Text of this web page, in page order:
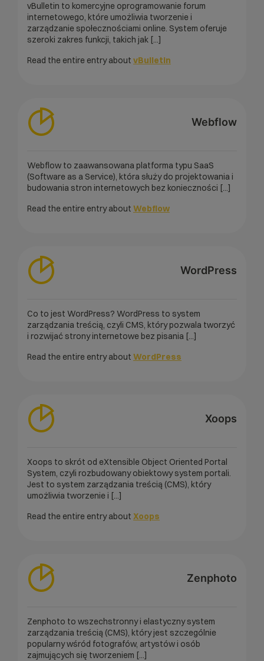
vBulletin to komercyjne oprogramowanie forum
internetowego, które umożliwia tworzenie i
zarządzanie społecznościami online. System oferuje
szeroki zakres funkcji, takich jak [...]
Read the entire entry about vBulletin
Webflow
Webflow to zaawansowana platforma typu SaaS
(Software as a Service), która służy do projektowania i
budowania stron internetowych bez konieczności [...]
Read the entire entry about Webflow
WordPress
Co to jest WordPress? WordPress to system
zarządzania treścią, czyli CMS, który pozwala tworzyć
i rozwijać strony internetowe bez pisania [...]
Read the entire entry about WordPress
Xoops
Xoops to skrót od eXtensible Object Oriented Portal
System, czyli rozbudowany obiektowy system portali.
Jest to system zarządzania treścią (CMS), który
umożliwia tworzenie i [...]
Read the entire entry about Xoops
Zenphoto
Zenphoto to wszechstronny i elastyczny system
zarządzania treścią (CMS), który jest szczególnie
popularny wśród fotografów, artystów i osób
zajmujących się tworzeniem [...]